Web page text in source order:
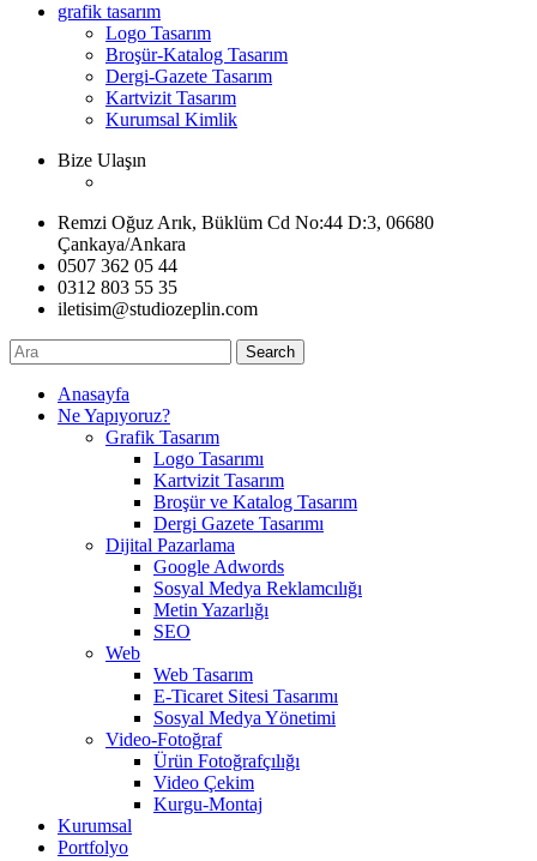
grafik tasarım
Logo Tasarım
Broşür-Katalog Tasarım
Dergi-Gazete Tasarım
Kartvizit Tasarım
Kurumsal Kimlik
Bize Ulaşın
Remzi Oğuz Arık, Büklüm Cd No:44 D:3, 06680
Çankaya/Ankara
0507 362 05 44
0312 803 55 35
iletisim@studiozeplin.com
Search
Anasayfa
Ne Yapıyoruz?
Grafik Tasarım
Logo Tasarımı
Kartvizit Tasarım
Broşür ve Katalog Tasarım
Dergi Gazete Tasarımı
Dijital Pazarlama
Google Adwords
Sosyal Medya Reklamcılığı
Metin Yazarlığı
SEO
Web
Web Tasarım
E-Ticaret Sitesi Tasarımı
Sosyal Medya Yönetimi
Video-Fotoğraf
Ürün Fotoğrafçılığı
Video Çekim
Kurgu-Montaj
Kurumsal
Portfolyo